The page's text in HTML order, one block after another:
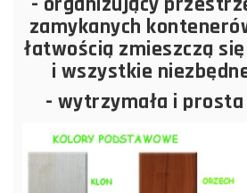
zamykanych
łatwością zmieszczą
i wszystkie
- wytrzymała i